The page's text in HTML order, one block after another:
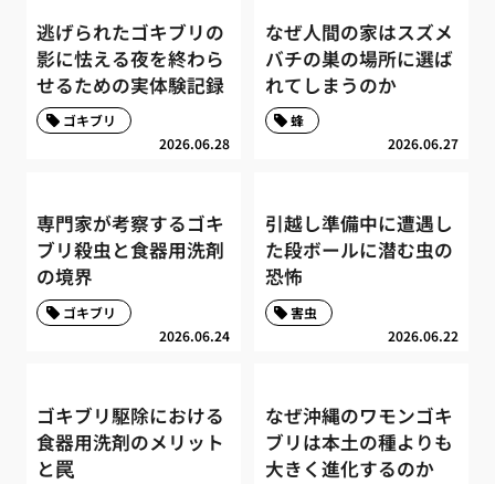
逃げられたゴキブリの
影に怯える夜を終わら
せるための実体験記録
2026.06.28
ゴキブリ
なぜ人間の家はスズメ
バチの巣の場所に選ば
れてしまうのか
2026.06.27
蜂
専門家が考察するゴキ
ブリ殺虫と食器用洗剤
の境界
2026.06.24
ゴキブリ
引越し準備中に遭遇し
た段ボールに潜む虫の
恐怖
2026.06.22
害虫
ゴキブリ駆除における
食器用洗剤のメリット
と罠
なぜ沖縄のワモンゴキ
ブリは本土の種よりも
大きく進化するのか